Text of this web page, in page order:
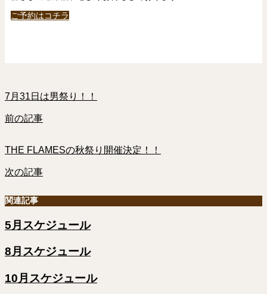
ご予約はコチラ
7月31日は男祭り！！
前の記事
THE FLAMESの秋祭り開催決定！！
次の記事
関連記事
5月スケジュール
8月スケジュール
10月スケジュール